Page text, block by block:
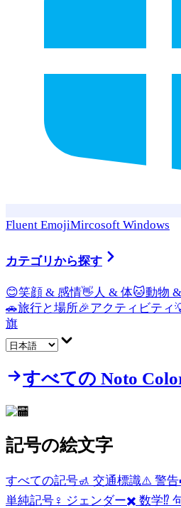
Fluent EmojiMircosoft Windows
カテゴリから探す
😊笑顔 & 感情👋 人 & 体🐱動物
🚗旅行と場所🎉アクティビティ
旗
すべての Noto
記号の絵文字
すべての記号🚮 交通標識⚠️ 警告
単純記号 ♀️ ジェンダー✖️ 数学⁉️